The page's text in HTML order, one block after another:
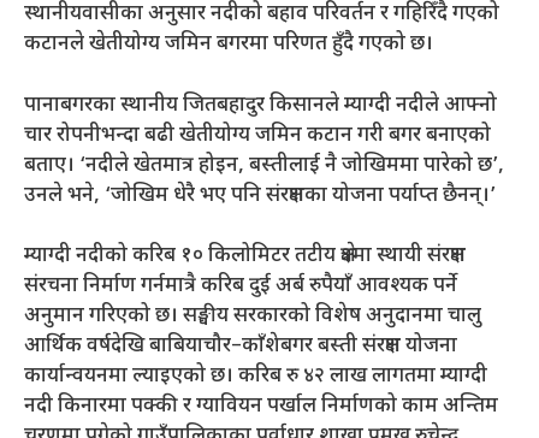
स्थानीयवासीका अनुसार नदीको बहाव परिवर्तन र गहिरिँदै गएको
कटानले खेतीयोग्य जमिन बगरमा परिणत हुँदै गएको छ।
पानाबगरका स्थानीय जितबहादुर किसानले म्याग्दी नदीले आफ्नो
चार रोपनीभन्दा बढी खेतीयोग्य जमिन कटान गरी बगर बनाएको
बताए। ‘नदीले खेतमात्र होइन, बस्तीलाई नै जोखिममा पारेको छ’,
उनले भने, ‘जोखिम धेरै भए पनि संरक्षणका योजना पर्याप्त छैनन्।’
म्याग्दी नदीको करिब १० किलोमिटर तटीय क्षेत्रमा स्थायी संरक्षण
संरचना निर्माण गर्नमात्रै करिब दुई अर्ब रुपैयाँ आवश्यक पर्ने
अनुमान गरिएको छ। सङ्घीय सरकारको विशेष अनुदानमा चालु
आर्थिक वर्षदेखि बाबियाचौर–काँशेबगर बस्ती संरक्षण योजना
कार्यान्वयनमा ल्याइएको छ। करिब रु ४२ लाख लागतमा म्याग्दी
नदी किनारमा पक्की र ग्यावियन पर्खाल निर्माणको काम अन्तिम